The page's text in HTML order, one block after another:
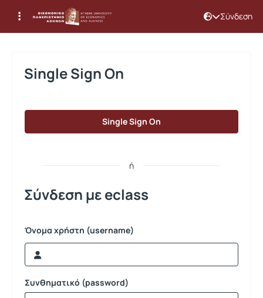
Σύνδεση
Σύνδεση
Single Sign On
Single Sign On
ή
Σύνδεση με eclass
Όνομα χρήστη (username)
Συνθηματικό (password)